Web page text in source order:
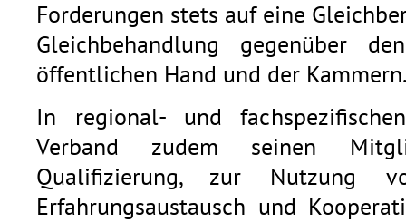
Forderungen stets auf eine
Gleichbehandlung gegenüber
öffentlichen Hand und der
In regional- und
Verband zudem seinen
Qualifizierung, zur Nutzung
Erfahrungsaustausch und